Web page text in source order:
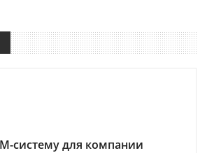
систему для компании